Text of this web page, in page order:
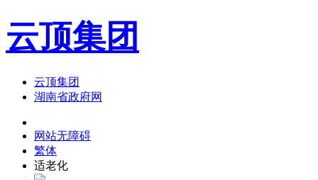
云顶集团
云顶集团
湖南省政府网
网站无障碍
繁体
适老化